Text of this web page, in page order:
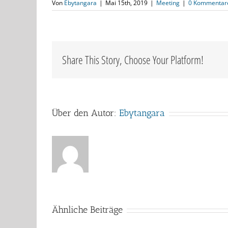
Von Ebytangara | Mai 15th, 2019 | Meeting | 0
Share This Story, Choose Your Platform!
Über den Autor: Ebytangara
Ähnliche Beiträge